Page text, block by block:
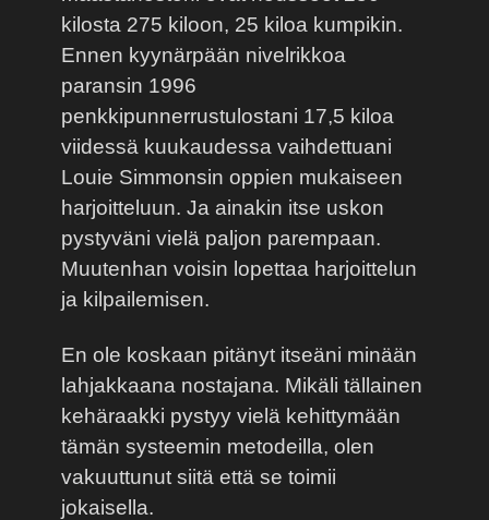
kilosta 275 kiloon, 25 kiloa kumpikin.
Ennen kyynärpään nivelrikkoa
paransin 1996
penkkipunnerrustulostani 17,5 kiloa
viidessä kuukaudessa vaihdettuani
Louie Simmonsin oppien mukaiseen
harjoitteluun. Ja ainakin itse uskon
pystyväni vielä paljon parempaan.
Muutenhan voisin lopettaa harjoittelun
ja kilpailemisen.
En ole koskaan pitänyt itseäni minään
lahjakkaana nostajana. Mikäli tällainen
kehäraakki pystyy vielä kehittymään
tämän systeemin metodeilla, olen
vakuuttunut siitä että se toimii
jokaisella.